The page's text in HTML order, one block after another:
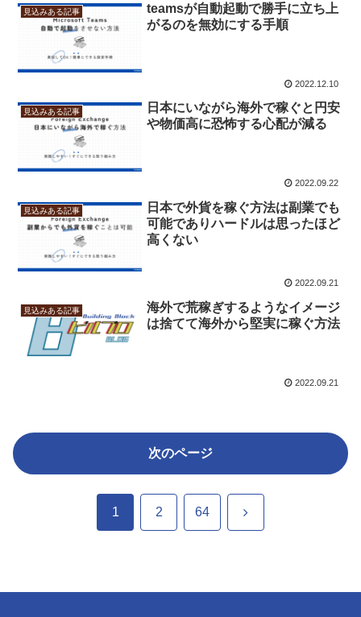
見込みある記事
teamsが自動起動で勝手に立ち上
がるのを無効にする手順
2022.12.10
見込みある記事
日本にいながら海外で稼ぐと円安
や物価高に恐怖する心配が減る
2022.09.22
見込みある記事
日本で外貨を稼ぐ方法は副業でも
可能でありハードルは思ったほど
高くない
2022.09.21
見込みある記事
海外で荒稼ぎするようなイメージ
は捨てて海外から堅実に稼ぐ方法
2022.09.21
次のページ
1 2 64 次